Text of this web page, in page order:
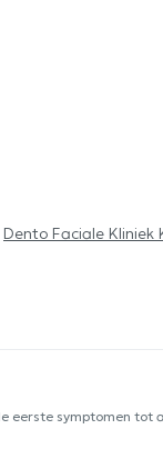
Dento Faciale Kliniek
symptomen